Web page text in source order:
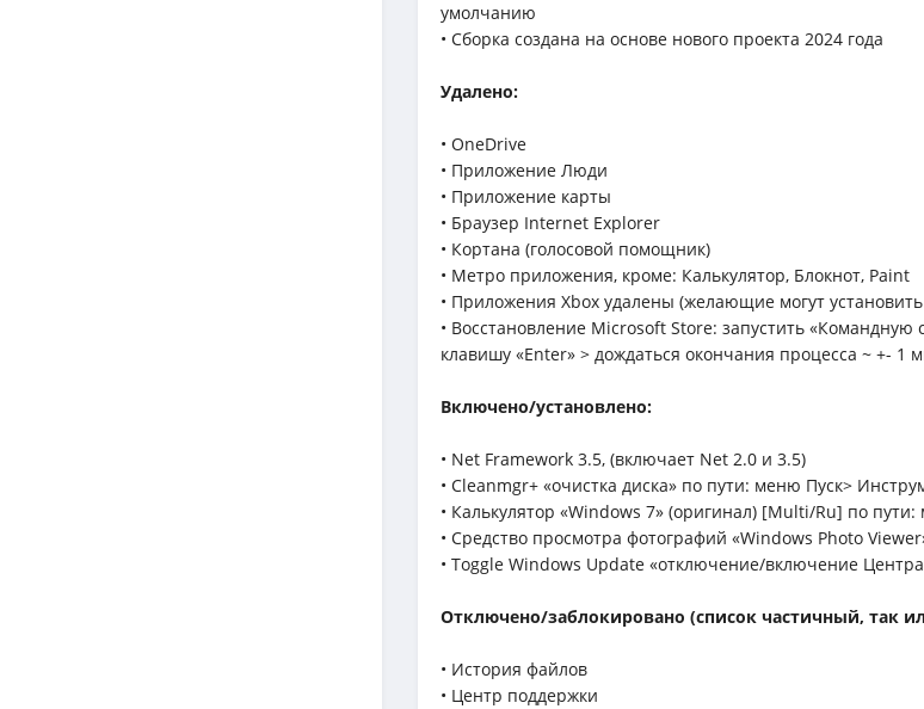
умолчанию
• Сборка создана на основе нового проекта 2024 года
Удалено:
• OneDrive
• Приложение Люди
• Приложение карты
• Браузер Internet Explorer
• Кортана (голосовой помощник)
• Метро приложения, кроме: Калькулятор, Блокнот, Paint
• Приложения Xbox удалены (желающие могут
• Восстановление Microsoft Store: запустить
клавишу «Enter» > дождаться окончания процесса ~ +- 1
Включено/установлено:
• Net Framework 3.5, (включает Net 2.0 и 3.5)
• Cleanmgr+ «очистка диска» по пути: меню Пуск>
• Калькулятор «Windows 7» (оригинал) [Multi/Ru] по
• Средство просмотра фотографий «Windows Photo
• Toggle Windows Update «отключение/включение
Отключено/заблокировано (список частичный, так
• История файлов
• Центр поддержки